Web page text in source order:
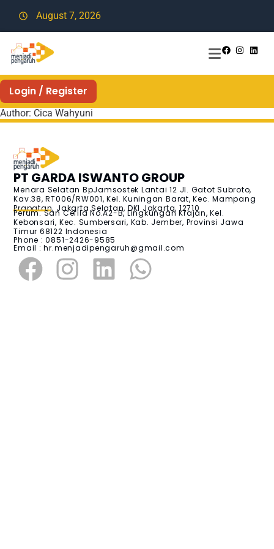
August 7, 2026
Login / Register
Author: Cica Wahyuni
PT GARDA ISWANTO GROUP
Menara Selatan BpJamsostek Lantai 12 Jl. Gatot Subroto,
Kav.38, RT006/RW001, Kel. Kuningan Barat, Kec. Mampang
Prapatan, Jakarta Selatan, DKI Jakarta, 12710
Perum. San Cefila No.A2-B, Lingkungan Krajan, Kel.
Kebonsari, Kec. Sumbersari, Kab. Jember, Provinsi Jawa
Timur 68122 Indonesia
Phone : 0851-2426-9585
Email :hr.menjadipengaruh@gmail.com